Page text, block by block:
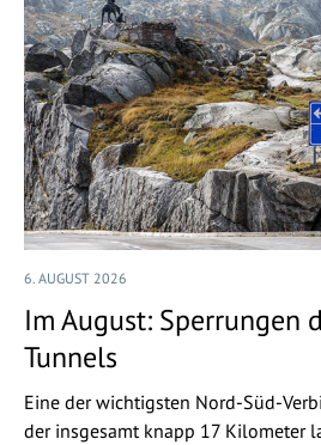
6. AUGUST 2026
Im August: Sperrungen
Tunnels
Eine der wichtigsten Nord-Süd-
der insgesamt knapp 17 Kilometer